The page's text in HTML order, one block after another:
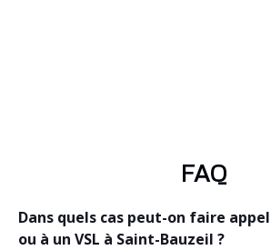
FAQ
Dans quels cas peut-on faire appel
ou à un VSL à Saint-Bauzeil ?